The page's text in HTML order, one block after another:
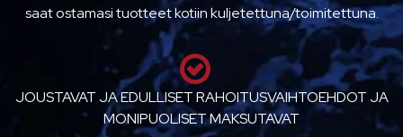
saat ostamasi tuotteet kotiin kuljetettuna/toimitettuna.
JOUSTAVAT JA EDULLISET RAHOITUSVAIHTOEHDOT JA
MONIPUOLISET MAKSUTAVAT